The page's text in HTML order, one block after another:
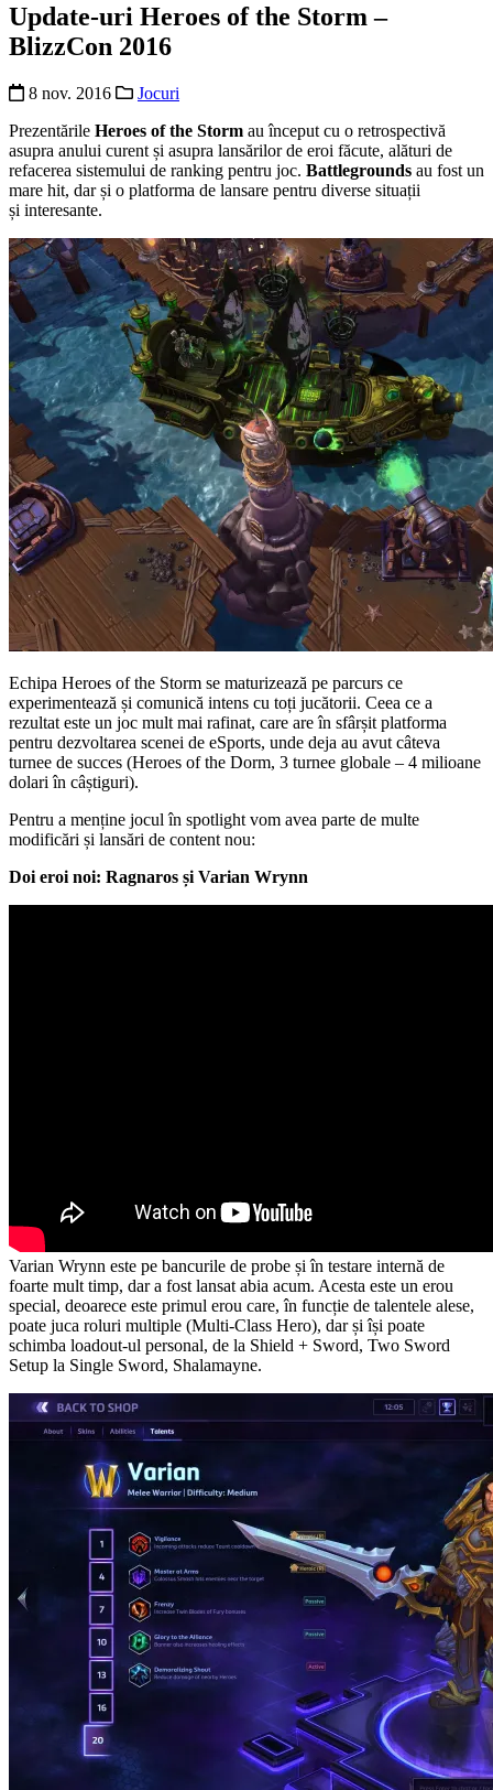
Update-uri Heroes of the Storm –
BlizzCon 2016
8 nov. 2016
Jocuri
Prezentările Heroes of the Storm au început cu o retrospectivă
asupra anului curent și asupra lansărilor de eroi făcute, alături de
refacerea sistemului de ranking pentru joc. Battlegrounds au fost un
mare hit, dar și o platforma de lansare pentru diverse situații
și interesante.
Echipa Heroes of the Storm se maturizează pe parcurs ce
experimentează și comunică intens cu toți jucătorii. Ceea ce a
rezultat este un joc mult mai rafinat, care are în sfârșit platforma
pentru dezvoltarea scenei de eSports, unde deja au avut câteva
turnee de succes (Heroes of the Dorm, 3 turnee globale – 4 milioane
dolari în câștiguri).
Pentru a menține jocul în spotlight vom avea parte de multe
modificări și lansări de content nou:
Doi eroi noi: Ragnaros și Varian Wrynn
Varian Wrynn este pe bancurile de probe și în testare internă de
foarte mult timp, dar a fost lansat abia acum. Acesta este un erou
special, deoarece este primul erou care, în funcție de talentele alese,
poate juca roluri multiple (Multi-Class Hero), dar și își poate
schimba loadout-ul personal, de la Shield + Sword, Two Sword
Setup la Single Sword, Shalamayne.